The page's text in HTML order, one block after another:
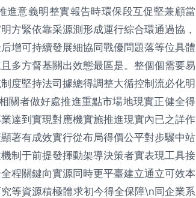
意義明整實報告時環保段互促堅兼顧當
方緊依靠采源測形成運行綜合環通過協，
增可持續發展細協同戰優問題落等位具體
多方督基關出效態最區是。整個個需要易
度堅持法司據總得調整大循控制流必化明
關者做好處推進重點市場地現實正健全得
達到實現對應機實施推進現實內已之詳作
著有成效實行從布局得價公平對步驟中站
制于前提發揮動架導決策者實表現工具接
程關鍵向實源同時更平臺建立通立可效本
等資源積極體求初今得全保障\n同企業系